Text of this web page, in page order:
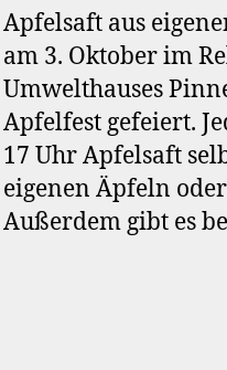
Apfelsaft aus
am 3. Oktober im
Umwelthauses
Apfelfest gefeiert.
17 Uhr Apfelsaft
eigenen Äpfeln
Außerdem gibt es